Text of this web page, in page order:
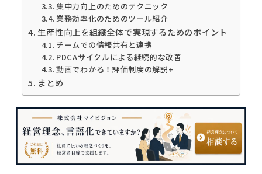
集中力向上のためのテクニック
業務効率化のためのツール紹介
生産性向上を組織全体で実現するためのポイント
チームでの情報共有と連携
PDCAサイクルによる継続的な改善
動画でわかる！評価制度の解説+
まとめ